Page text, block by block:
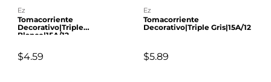
ez
Tomacorriente
Decorativo|Triple
Blanco|15A/12
$4.59
ez
Tomacorriente
Decorativo|Triple Gris|15A/12
$5.89